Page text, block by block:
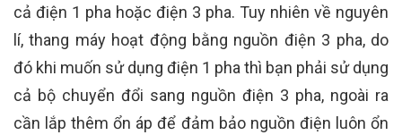
cả điện 1 pha hoặc điện 3 pha. Tuy nhiên về nguyên
lí, thang máy hoạt động bằng nguồn điện 3 pha, do
đó khi muốn sử dụng điện 1 pha thì bạn phải sử dụng
cả bộ chuyển đổi sang nguồn điện 3 pha, ngoài ra
cần lắp thêm ổn áp để đảm bảo nguồn điện luôn ổn